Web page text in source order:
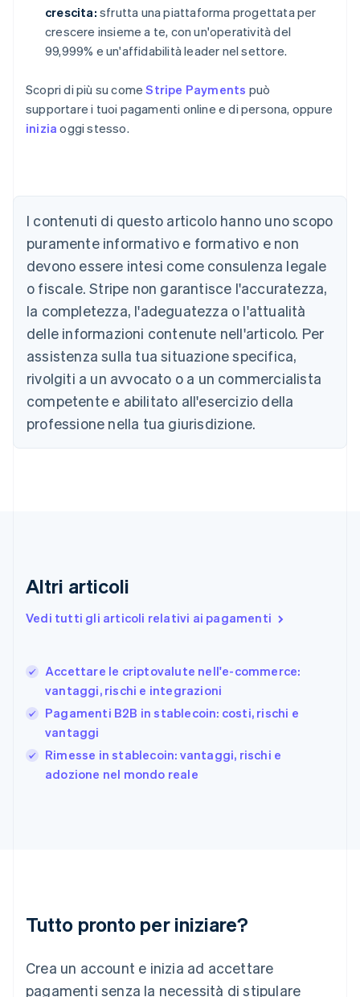
crescita: sfrutta una piattaforma progettata per
crescere insieme a te, con un'operatività del
99,999% e un'affidabilità leader nel settore.
Scopri di più su comeStripe Payments può
supportare i tuoi pagamenti online e di persona, oppure
inizia oggi stesso.
I contenuti di questo articolo hanno uno scopo
puramente informativo e formativo e non
devono essere intesi come consulenza legale
o fiscale. Stripe non garantisce l'accuratezza,
la completezza, l'adeguatezza o l'attualità
delle informazioni contenute nell'articolo. Per
assistenza sulla tua situazione specifica,
rivolgiti a un avvocato o a un commercialista
competente e abilitato all'esercizio della
professione nella tua giurisdizione.
Altri articoli
Vedi tutti gli articoli relativi ai pagamenti
Accettare le criptovalute nell'e-commerce:
vantaggi, rischi e integrazioni
Pagamenti B2B in stablecoin: costi, rischi e
vantaggi
Rimesse in stablecoin: vantaggi, rischi e
adozione nel mondo reale
Tutto pronto per iniziare?
Crea un account e inizia ad accettare
pagamenti senza la necessità di stipulare
English
Austria
Deutsch English
Belgio
NederlandsFrançaisDeutschEnglish
PortuguêsEnglish
Bulgaria
English
Canada
English Français
Cina continentale
Cipro
English
EnglishSvenska
FrançaisEnglish
Giappone
日本語English
English
Grecia
English
India
Lituania
Lussemburgo
Deutsch English